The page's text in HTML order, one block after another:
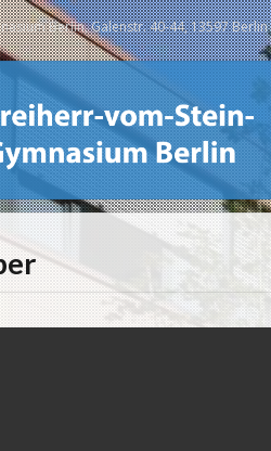
Berlin, Galenstr. 40-44, 13597 Berlin